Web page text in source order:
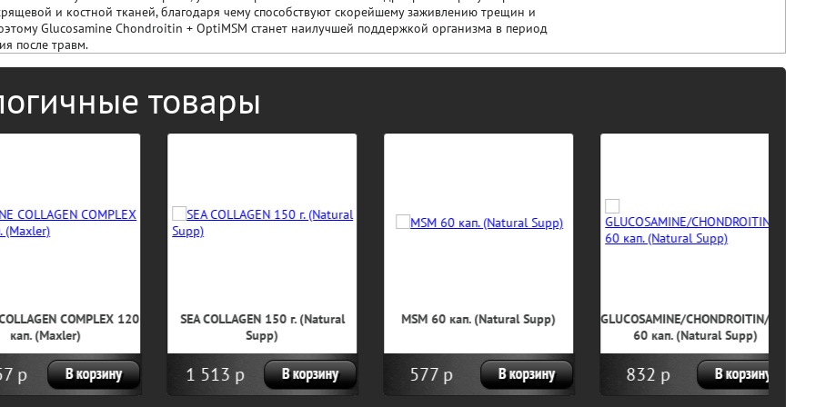
и костной тканей, благодаря чему способствуют скорейшему заживлению трещин и
Glucosamine Chondroitin + OptiMSM станет наилучшей поддержкой организма в период
после травм.
товары
COMPLEX 120
(Maxler)
SEA COLLAGEN 150 г. (Natural
Supp)
1 513 р
MSM 60 кап. (Natural Supp)
577 р
GLUCOSAMINE/CHONDROITIN/MSM
60 кап. (Natural Supp)
832 р